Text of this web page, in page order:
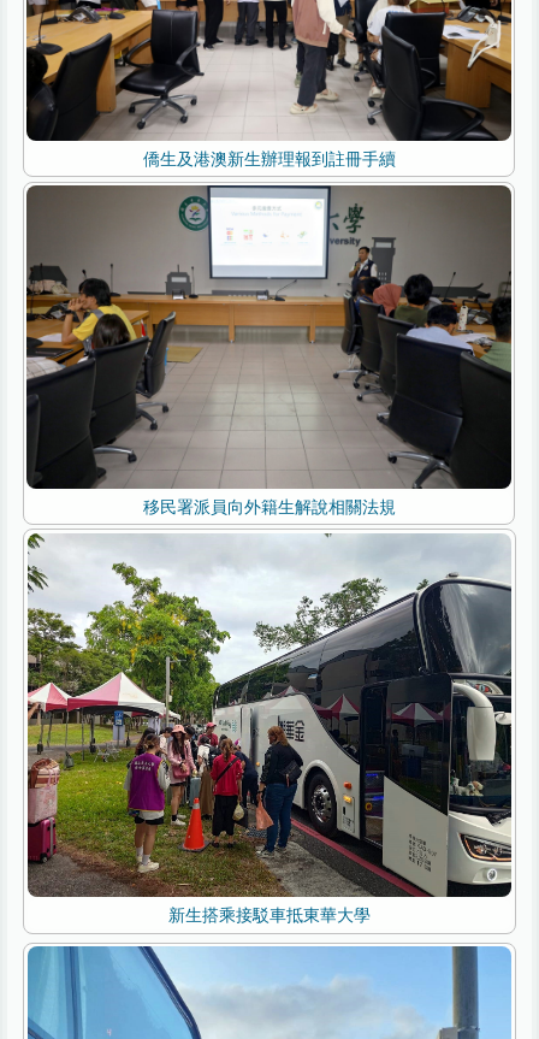
僑生及港澳新生辦理報到註冊手續
移民署派員向外籍生解說相關法規
新生搭乘接駁車抵東華大學